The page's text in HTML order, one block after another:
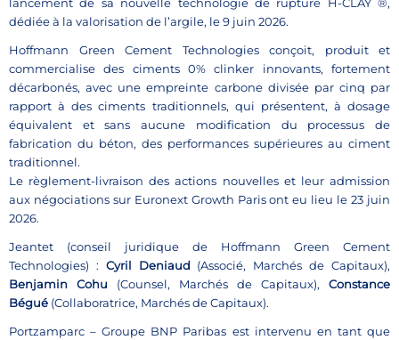
dédiée à la valorisation de l’argile, le 9 juin 2026.
Hoffmann Green Cement Technologies conçoit, produit et
commercialise des ciments 0% clinker innovants, fortement
décarbonés, avec une empreinte carbone divisée par cinq par
rapport à des ciments traditionnels, qui présentent, à dosage
équivalent et sans aucune modification du processus de
fabrication du béton, des performances supérieures au ciment
traditionnel.
Le règlement-livraison des actions nouvelles et leur admission
aux négociations sur Euronext Growth Paris ont eu lieu le 23 juin
2026.
Jeantet (conseil juridique de Hoffmann Green Cement
Technologies) : Cyril Deniaud (Associé, Marchés de Capitaux),
Benjamin Cohu (Counsel, Marchés de Capitaux), Constance
Bégué (Collaboratrice, Marchés de Capitaux).
Portzamparc – Groupe BNP Paribas est intervenu en tant que